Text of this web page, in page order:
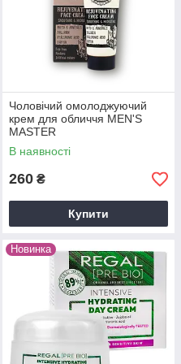
Чоловічий омолоджуючий
крем для обличчя MEN'S
MASTER
В наявності
260 ₴
Купити
Новинка